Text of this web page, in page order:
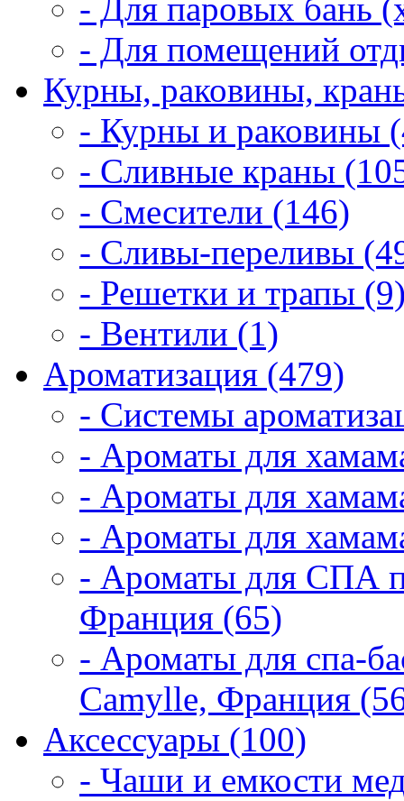
- Для паровых бань
- Для помещений
Курны, раковины,
- Курны и раковины
- Сливные краны
- Смесители (146)
- Сливы-переливы
- Решетки и трапы
- Вентили (1)
Ароматизация (479)
- Системы
- Ароматы для
- Ароматы для
- Ароматы для
- Ароматы для СПА
Франция (65)
- Ароматы для спа-
Camylle, Франция
Аксессуары (100)
- Чаши и емкости